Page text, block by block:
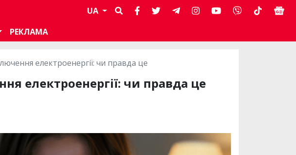
UA
РЕКЛАМА
електроенергії: чи правда це
електроенергії: чи правда це